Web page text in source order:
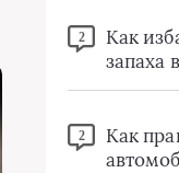
2
Как
запаха
2
Как